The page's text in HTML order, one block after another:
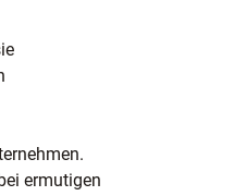
ermutigen